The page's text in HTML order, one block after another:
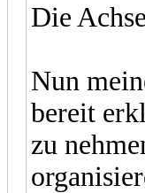
Die
Nun
bereit
zu